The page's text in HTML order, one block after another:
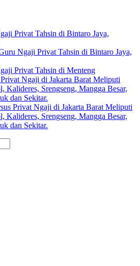
Privat Tahsin di Bintaro Jaya,
Ngaji Privat Tahsin di Bintaro Jaya,
Privat Tahsin di Menteng
Ngaji di Jakarta Barat Meliputi
Kalideres, Srengseng, Mangga Besar,
dan Sekitar.
Privat Ngaji di Jakarta Barat Meliputi
Kalideres, Srengseng, Mangga Besar,
dan Sekitar.